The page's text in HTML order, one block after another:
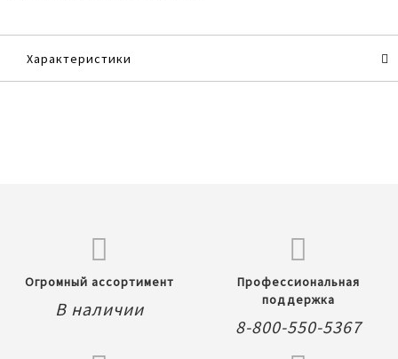
Характеристики
Огромный ассортимент
В наличии
Профессиональная
поддержка
8-800-550-5367